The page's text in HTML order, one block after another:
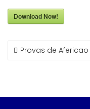
Download Now!
NAVEGAÇÃO
DEProvas de Afericao